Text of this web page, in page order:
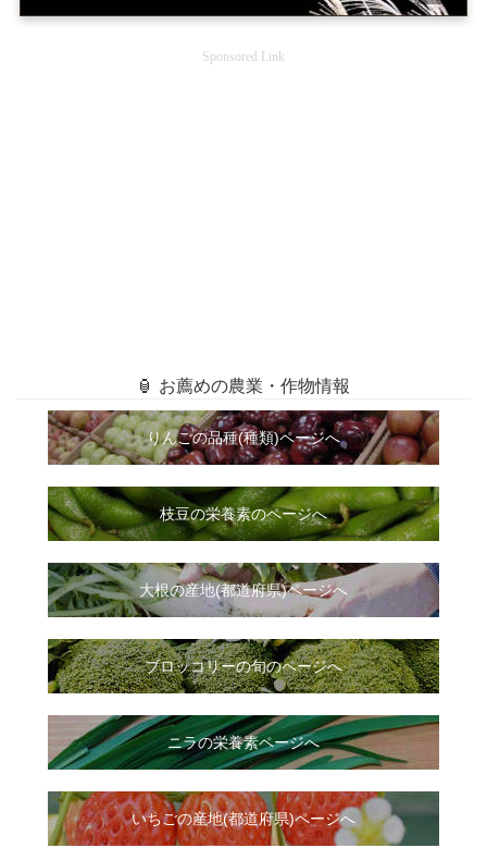
Sponsored Link
🏮 お薦めの農業・作物情報
りんごの品種(種類)ページへ
枝豆の栄養素のページへ
大根の産地(都道府県)ページへ
ブロッコリーの旬のページへ
ニラの栄養素ページへ
いちごの産地(都道府県)ページへ